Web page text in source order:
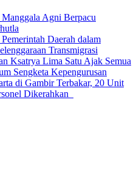
Agni Berpacu
Daerah dalam
Transmigrasi
Ksatrya Lima Satu Ajak Semua
Sengketa Kepengurusan
di Gambir Terbakar, 20 Unit
Dikerahkan